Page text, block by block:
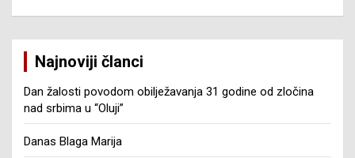
Najnoviji članci
Dan žalosti povodom obilježavanja 31 godine od zločina
nad srbima u “Oluji”
Danas Blaga Marija